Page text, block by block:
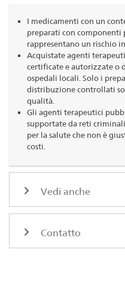
I medicamenti con un
preparati con componenti
rappresentano un rischio
Acquistate agenti
certificate e autorizzate o
ospedali locali. Solo i
distribuzione controllati
qualità.
Gli agenti terapeutici
supportate da reti
per la salute che non è
costi.
Vedi anche
Contatto